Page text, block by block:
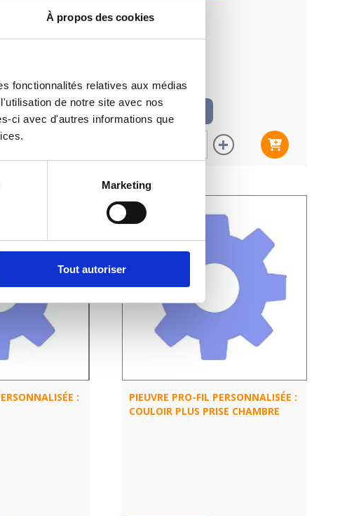
À propos des cookies
fonctionnalités relatives aux médias
de notre site avec nos
ci avec d'autres informations que
Marketing
Tout autoriser
+
247,66
+
:
PIEUVRE PRO-FIL PERSONNALISÉE :
COULOIR PLUS PRISE CHAMBRE